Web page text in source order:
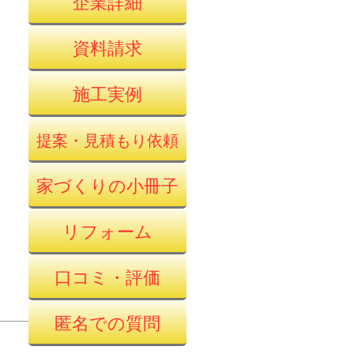
資料請求
施工実例
提案・見積もり依頼
家づくりの小冊子
リフォーム
口コミ・評価
匿名での質問